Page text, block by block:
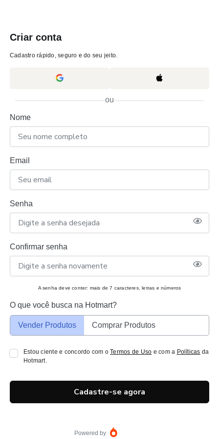
Criar conta
Cadastro rápido, seguro e do seu jeito.
ou
Nome
Email
Senha
Confirmar senha
A senha deve conter: mais de 7 caracteres, letras e números
O que você busca na Hotmart?
Vender Produtos Comprar Produtos
Estou ciente e concordo com oTermos de Uso e com a Políticas da
Hotmart.
Cadastre-se agora
Powered by